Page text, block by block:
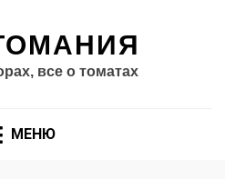
все о томатах
МЕНЮ